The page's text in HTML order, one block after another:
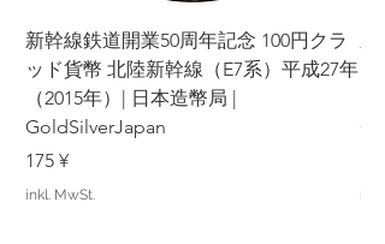
新幹線鉄道開業50周年記念 100円クラ
ッド貨幣 北陸新幹線（E7系）平成27年
（2015年）| 日本造幣局 |
GoldSilverJapan
Preis
175 ¥
inkl. MwSt.